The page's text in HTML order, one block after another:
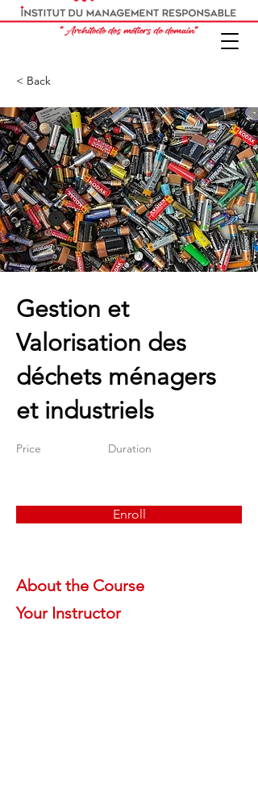
< Back
Gestion et
Valorisation des
déchets ménagers
et industriels
Price Duration
Enroll
About the Course
Your Instructor